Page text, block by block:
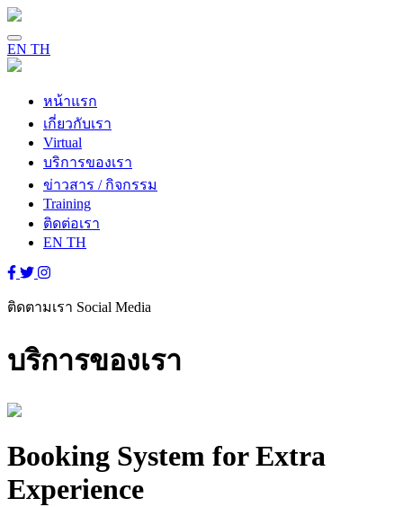
EN TH
หน้าแรก
เกี่ยวกับเรา
Virtual
บริการของเรา
ข่าวสาร / กิจกรรม
Training
ติดต่อเรา
EN TH
ติดตามเรา Social Media
บริการของเรา
Booking System for Extra
Experience